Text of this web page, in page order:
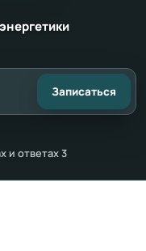
Записаться
и ответах 3